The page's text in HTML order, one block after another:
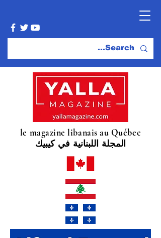
le magazine libanais au Québec
المجلة اللبنانية في كيبيك